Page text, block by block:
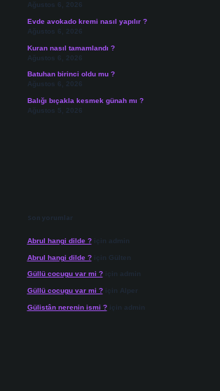
Ağustos 6, 2026
Evde avokado kremi nasıl yapılır ?
Ağustos 6, 2026
Kuran nasıl tamamlandı ?
Ağustos 6, 2026
Batuhan birinci oldu mu ?
Ağustos 6, 2026
Balığı bıçakla kesmek günah mı ?
Ağustos 5, 2026
Son yorumlar
Abrul hangi dilde ?için admin
Abrul hangi dilde ?için Gülten
Güllü cocugu var mi ?için admin
Güllü cocugu var mi ?için Alper
Gülistân nerenin ismi ?için admin